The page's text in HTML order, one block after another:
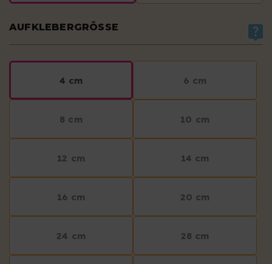
AUFKLEBERGRÖSSE
4 cm 6 cm
8 cm 10 cm
12 cm 14 cm
16 cm 20 cm
24 cm 28 cm